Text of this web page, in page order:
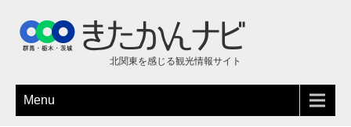
北関東を感じる観光情報サイト
Menu